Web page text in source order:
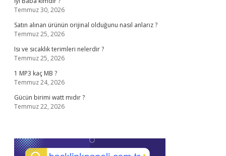
Temmuz 30, 2026
Satın alınan ürünün orijinal olduğunu nasıl anlarız ?
Temmuz 25, 2026
Isı ve sıcaklık terimleri nelerdir ?
Temmuz 25, 2026
1 MP3 kaç MB ?
Temmuz 24, 2026
Gücün birimi watt mıdır ?
Temmuz 22, 2026